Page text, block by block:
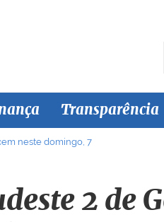
Transparência
neste domingo, 7
2 de